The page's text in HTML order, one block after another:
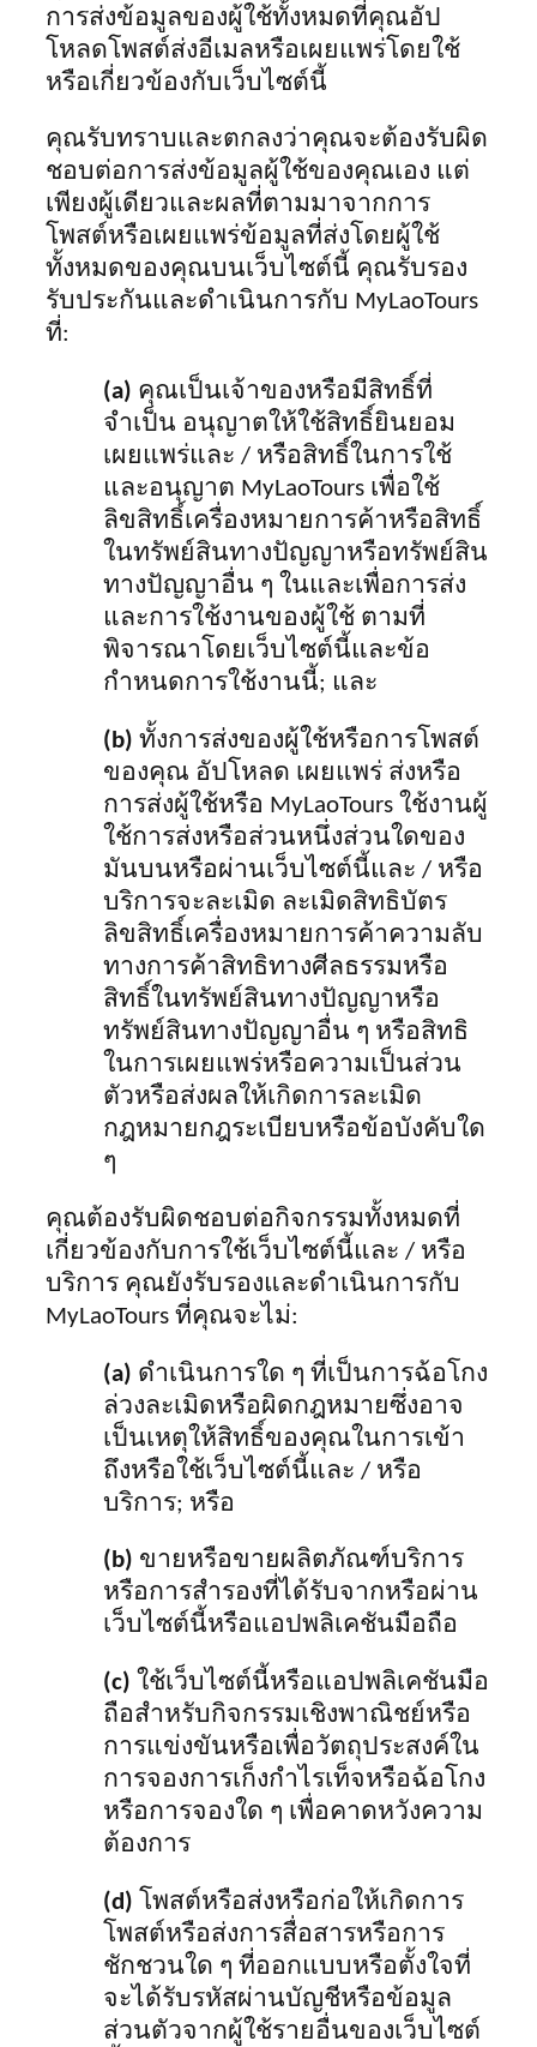
การส่งข้อมูลของผู้ใช้ทั้งหมดที่คุณอัป
โหลดโพสต์ส่งอีเมลหรือเผยแพร่โดยใช้
หรือเกี่ยวข้องกับเว็บไซต์นี้
คุณรับทราบและตกลงว่าคุณจะต้องรับผิด
ชอบต่อการส่งข้อมูลผู้ใช้ของคุณเอง แต่
เพียงผู้เดียวและผลที่ตามมาจากการ
โพสต์หรือเผยแพร่ข้อมูลที่ส่งโดยผู้ใช้
ทั้งหมดของคุณบนเว็บไซต์นี้ คุณรับรอง
รับประกันและดำเนินการกับ MyLaoTours
ที่:
(a) คุณเป็นเจ้าของหรือมีสิทธิ์ที่
จำเป็น อนุญาตให้ใช้สิทธิ์ยินยอม
เผยแพร่และ / หรือสิทธิ์ในการใช้
และอนุญาต MyLaoTours เพื่อใช้
ลิขสิทธิ์เครื่องหมายการค้าหรือสิทธิ์
ในทรัพย์สินทางปัญญาหรือทรัพย์สิน
ทางปัญญาอื่น ๆ ในและเพื่อการส่ง
และการใช้งานของผู้ใช้ ตามที่
พิจารณาโดยเว็บไซต์นี้และข้อ
กำหนดการใช้งานนี้; และ
(b) ทั้งการส่งของผู้ใช้หรือการโพสต์
ของคุณ อัปโหลด เผยแพร่ ส่งหรือ
การส่งผู้ใช้หรือ MyLaoTours ใช้งานผู้
ใช้การส่งหรือส่วนหนึ่งส่วนใดของ
มันบนหรือผ่านเว็บไซต์นี้และ / หรือ
บริการจะละเมิด ละเมิดสิทธิบัตร
ลิขสิทธิ์เครื่องหมายการค้าความลับ
ทางการค้าสิทธิทางศีลธรรมหรือ
สิทธิ์ในทรัพย์สินทางปัญญาหรือ
ทรัพย์สินทางปัญญาอื่น ๆ หรือสิทธิ
ในการเผยแพร่หรือความเป็นส่วน
ตัวหรือส่งผลให้เกิดการละเมิด
กฎหมายกฎระเบียบหรือข้อบังคับใด
ๆ
คุณต้องรับผิดชอบต่อกิจกรรมทั้งหมดที่
เกี่ยวข้องกับการใช้เว็บไซต์นี้และ / หรือ
บริการ คุณยังรับรองและดำเนินการกับ
MyLaoTours ที่คุณจะไม่:
(a) ดำเนินการใด ๆ ที่เป็นการฉ้อโกง
ล่วงละเมิดหรือผิดกฎหมายซึ่งอาจ
เป็นเหตุให้สิทธิ์ของคุณในการเข้า
ถึงหรือใช้เว็บไซต์นี้และ / หรือ
บริการ; หรือ
(b) ขายหรือขายผลิตภัณฑ์บริการ
หรือการสำรองที่ได้รับจากหรือผ่าน
เว็บไซต์นี้หรือแอปพลิเคชันมือถือ
(c) ใช้เว็บไซต์นี้หรือแอปพลิเคชันมือ
ถือสำหรับกิจกรรมเชิงพาณิชย์หรือ
การแข่งขันหรือเพื่อวัตถุประสงค์ใน
การจองการเก็งกำไรเท็จหรือฉ้อโกง
หรือการจองใด ๆ เพื่อคาดหวังความ
ต้องการ
(d) โพสต์หรือส่งหรือก่อให้เกิดการ
โพสต์หรือส่งการสื่อสารหรือการ
ชักชวนใด ๆ ที่ออกแบบหรือตั้งใจที่
จะได้รับรหัสผ่านบัญชีหรือข้อมูล
ส่วนตัวจากผู้ใช้รายอื่นของเว็บไซต์